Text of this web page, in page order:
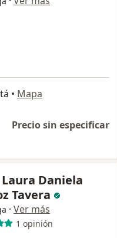
• Mapa
Precio sin especificar
Daniela
Tavera
· Ver más
1 opinión